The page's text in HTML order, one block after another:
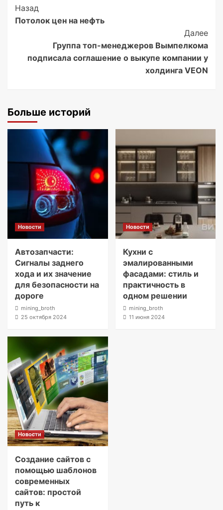
Post
Navigation
Назад
Потолок цен на нефть
Далее
Группа топ-менеджеров Вымпелкома
подписала соглашение о выкупе компании у
холдинга VEON
Больше историй
Новости
Автозапчасти:
Сигналы заднего
хода и их значение
для безопасности на
дороге
mining_broth
25 октября 2024
Новости
Кухни с
эмалированными
фасадами: стиль и
практичность в
одном решении
mining_broth
11 июня 2024
Новости
Создание сайтов с
помощью шаблонов
современных
сайтов: простой
путь к